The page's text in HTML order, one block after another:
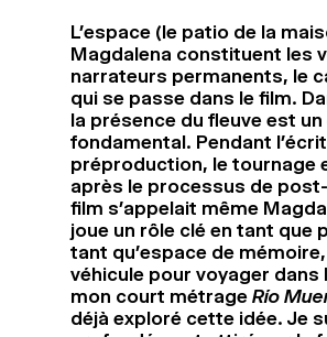
L’espace (le patio de la
Magdalena constituent les
narrateurs permanents, le
qui se passe dans le film.
la présence du fleuve est
fondamental. Pendant
préproduction, le tournage
après le processus de
film s’appelait même
joue un rôle clé en tant que
tant qu’espace de
véhicule pour voyager dans
mon court métrage Río
déjà exploré cette idée. Je